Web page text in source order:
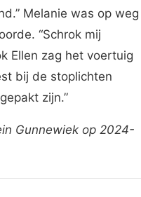
Melanie was op weg
“Schrok mij
Ellen zag het voertuig
bij de stoplichten
zijn.”
Gunnewiek op 2024-